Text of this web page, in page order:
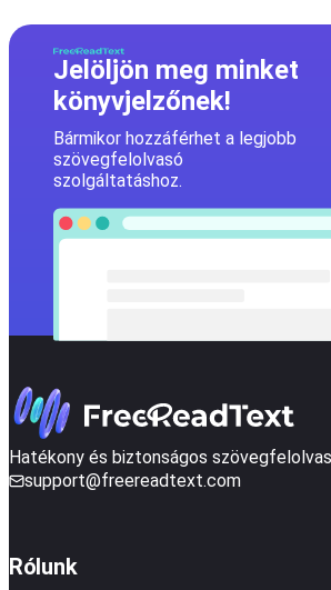
Jelöljön meg minket
könyvjelzőnek!
Bármikor hozzáférhet a legjobb
szövegfelolvasó
szolgáltatáshoz.
Hatékony és biztonságos
support@freereadtext.com
Rólunk